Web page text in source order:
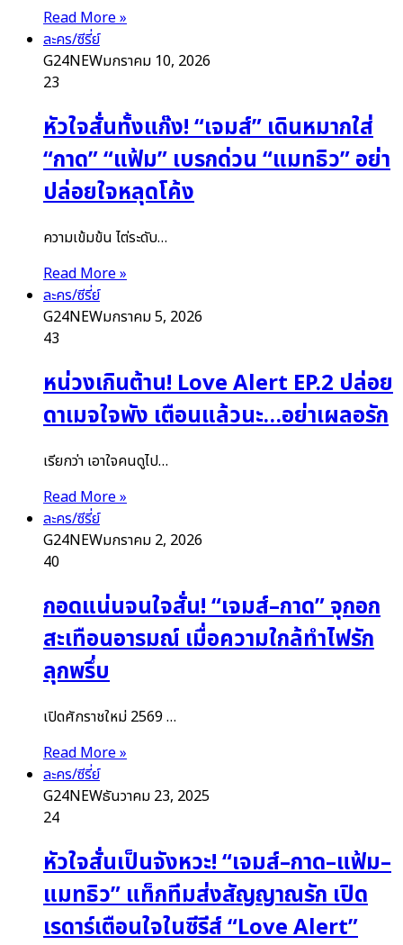
Read More »
ละคร/ซีรี่ย์
G24NEWมกราคม 10, 2026
23
หัวใจสั่นทั้งแก๊ง! “เจมส์” เดินหมากใส่
“กาด” “แฟ้ม” เบรกด่วน “แมทธิว” อย่า
ปล่อยใจหลุดโค้ง
ความเข้มข้น ไต่ระดับ…
Read More »
ละคร/ซีรี่ย์
G24NEWมกราคม 5, 2026
43
หน่วงเกินต้าน! Love Alert EP.2 ปล่อย
ดาเมจใจพัง เตือนแล้วนะ…อย่าเผลอรัก
เรียกว่า เอาใจคนดูไป…
Read More »
ละคร/ซีรี่ย์
G24NEWมกราคม 2, 2026
40
กอดแน่นจนใจสั่น! “เจมส์–กาด” จุกอก
สะเทือนอารมณ์ เมื่อความใกล้ทำไฟรัก
ลุกพรึ่บ
เปิดศักราชใหม่ 2569 …
Read More »
ละคร/ซีรี่ย์
G24NEWธันวาคม 23, 2025
24
หัวใจสั่นเป็นจังหวะ! “เจมส์–กาด–แฟ้ม–
แมทธิว” แท็กทีมส่งสัญญาณรัก เปิด
เรดาร์เตือนใจในซีรีส์ “Love Alert”